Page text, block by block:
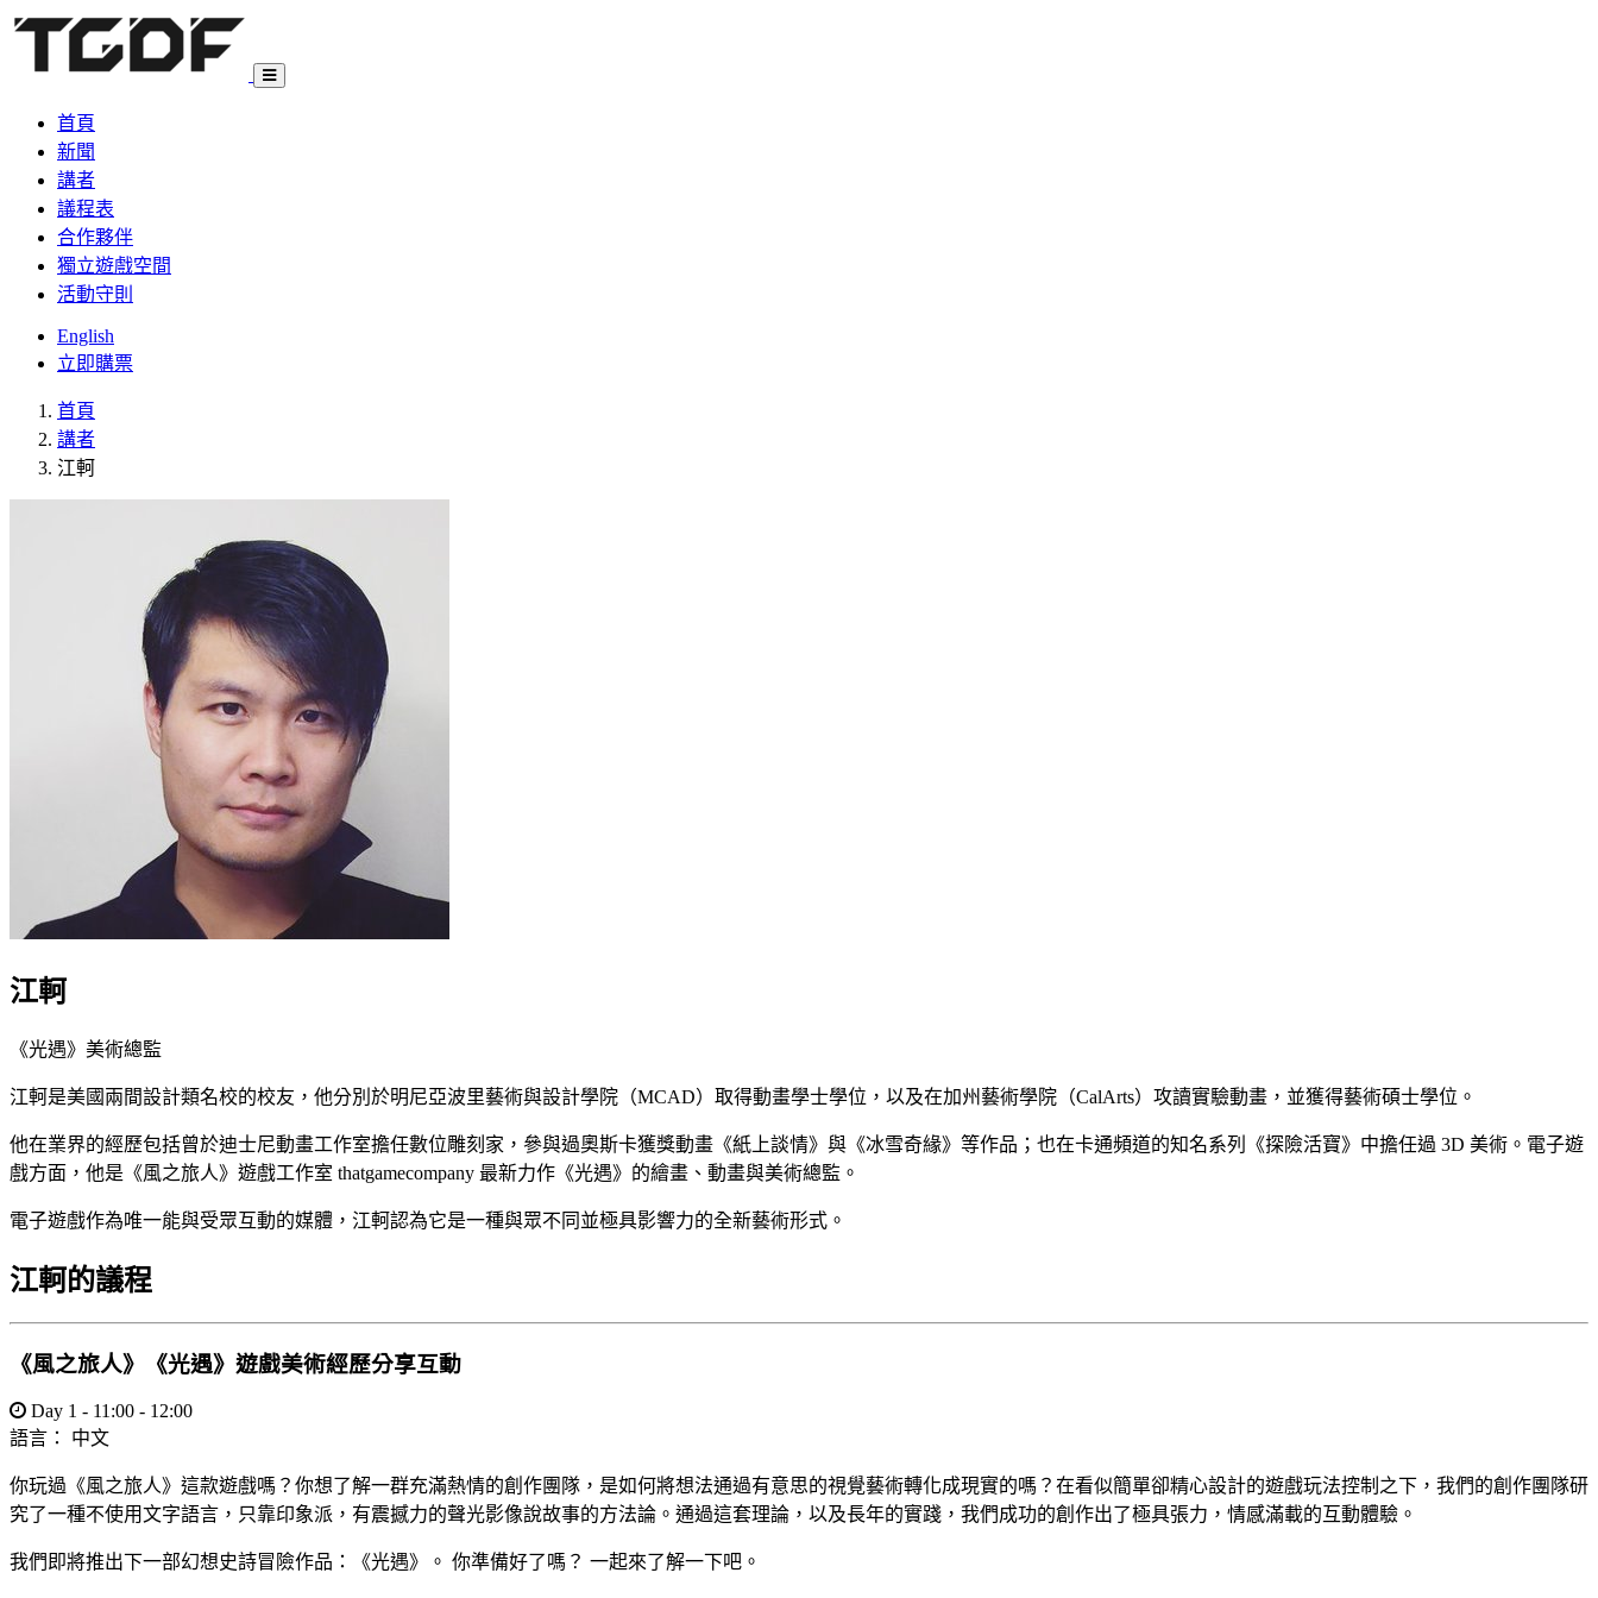
首頁
新聞
講者
議程表
合作夥伴
獨立遊戲空間
活動守則
English
立即購票
首頁
講者
江軻
江軻
《光遇》美術總監
江軻是美國兩間設計類名校的校友，他分別於明尼亞波里藝術與設計學院（MCAD）取得動畫學士學位，以及在加州藝術學院（CalArts）攻讀實驗動畫，並獲得藝術碩士學位。
他在業界的經歷包括曾於迪士尼動畫工作室擔任數位雕刻家，參與過奧斯卡獲獎動畫《紙上談情》與《冰雪奇緣》等作品；也在卡通頻道的知名系列《探險活寶》中擔任過 3D 美術。電子遊
戲方面，他是《風之旅人》遊戲工作室 thatgamecompany 最新力作《光遇》的繪畫、動畫與美術總監。
電子遊戲作為唯一能與受眾互動的媒體，江軻認為它是一種與眾不同並極具影響力的全新藝術形式。
江軻的議程
《風之旅人》《光遇》遊戲美術經歷分享互動
Day 1 - 11:00 - 12:00
語言： 中文
你玩過《風之旅人》這款遊戲嗎？你想了解一群充滿熱情的創作團隊，是如何將想法通過有意思的視覺藝術轉化成現實的嗎？在看似簡單卻精心設計的遊戲玩法控制之下，我們的創作團隊研
究了一種不使用文字語言，只靠印象派，有震撼力的聲光影像說故事的方法論。通過這套理論，以及長年的實踐，我們成功的創作出了極具張力，情感滿載的互動體驗。
我們即將推出下一部幻想史詩冒險作品：《光遇》。 你準備好了嗎？ 一起來了解一下吧。